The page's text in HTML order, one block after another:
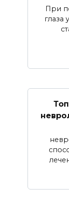
При
глаза